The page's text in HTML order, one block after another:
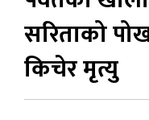
सरिताको
किचेर मृत्यु